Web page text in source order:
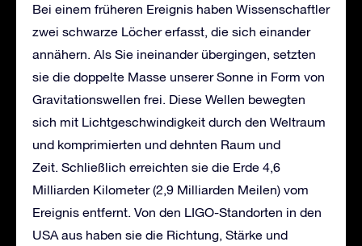
Bei einem früheren Ereignis haben Wissenschaftler
zwei schwarze Löcher erfasst, die sich einander
annähern. Als Sie ineinander übergingen, setzten
sie die doppelte Masse unserer Sonne in Form von
Gravitationswellen frei. Diese Wellen bewegten
sich mit Lichtgeschwindigkeit durch den Weltraum
und komprimierten und dehnten Raum und
Zeit. Schließlich erreichten sie die Erde 4,6
Milliarden Kilometer (2,9 Milliarden Meilen) vom
Ereignis entfernt. Von den LIGO-Standorten in den
USA aus haben sie die Richtung, Stärke und